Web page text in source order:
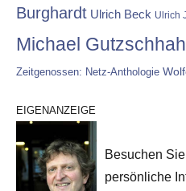
Burghardt Ulrich Beck Ulrich
Michael
Zeitgenossen: Netz-Anthologie
EIGENANZEIGE
Besuchen
persönliche